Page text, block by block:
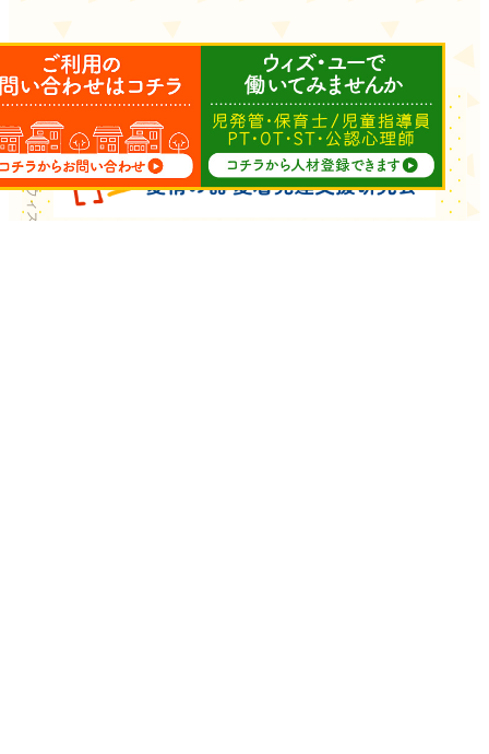
Copyright © ウィズ・ユー All Rights Reserved.